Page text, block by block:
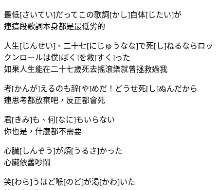
最低[さいてい]だってこの歌詞[かし]自体[じたい]が
連這段歌詞本身都是最低劣的
人生[じんせい]、二十七[にじゅうなな]で死[し]ねるならロッ
クンロールは僕[ぼく]を救[すく]った
如果人生能在二十七歲死去搖滾樂就曾拯救過我
考[かんが]えるのも辞[や]めだ！どうせ死[し]ぬんだから
連思考都放棄吧，反正都會死
君[きみ]も、何[なに]もいらない
你也是，什麼都不需要
心臓[しんぞう]が煩[うるさ]かった
心臟依舊吵鬧
笑[わら]うほど喉[のど]が渇[かわ]いた